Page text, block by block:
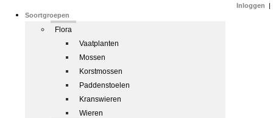
Soortgroepen
Flora
Vaatplanten
Mossen
Korstmossen
Paddenstoelen
Kranswieren
Wieren
Inloggen |